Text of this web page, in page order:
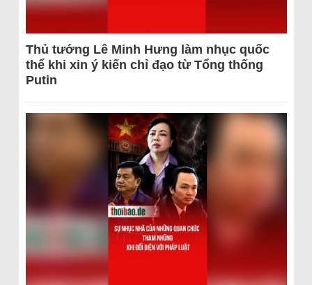
Thủ tướng Lê Minh Hưng làm nhục quốc
thể khi xin ý kiến chỉ đạo từ Tổng thống
Putin